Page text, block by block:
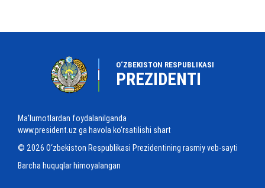
O‘ZBEKISTON RESPUBLIKASI
PREZIDENTI
Ma'lumotlardan foydalanilganda
www.president.uz ga havola ko‘rsatilishi shart
© 2026 O‘zbekiston Respublikasi Prezidentining rasmiy veb-sayti
Barcha huquqlar himoyalangan